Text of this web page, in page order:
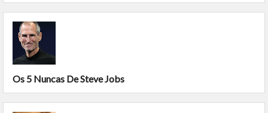
Os 5 Nuncas De Steve Jobs